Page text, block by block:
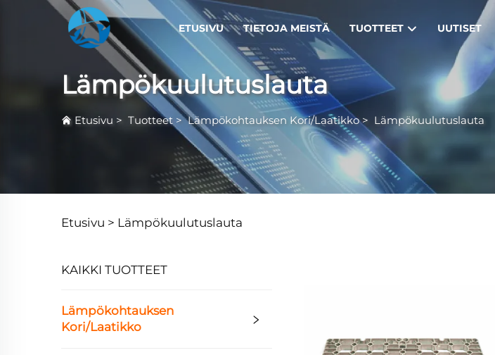
ETUSIVU TIETOJA MEISTÄ TUOTTEET UUTISET
Lämpökuulutuslauta
Etusivu > Tuotteet >Lämpökohtauksen Kori/Laatikko> Lämpökuulutuslauta
Etusivu > Lämpökuulutuslauta
KAIKKI TUOTTEET
Lämpökohtauksen
Kori/Laatikko